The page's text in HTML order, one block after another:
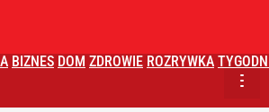
BIZNES DOM ZDROWIE ROZRYWKA